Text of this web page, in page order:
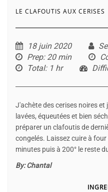
LE CLAFOUTIS AUX CERISES
18 juin 2020
Prep: 20 min
Total: 1 hr
J'achète des cerises noires et
lavées, équeutées et bien
préparer un clafoutis de
congelés. Laissez cuire à
minutes puis à 200° le reste
By:Chantal